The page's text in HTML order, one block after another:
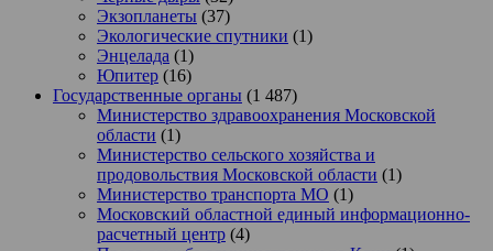
Экзопланеты (37)
Экологические спутники (1)
Энцелада (1)
Юпитер (16)
Государственные органы (1 487)
Министерство здравоохранения Московской
области (1)
Министерство сельского хозяйства и
продовольствия Московской области (1)
Министерство транспорта МО (1)
Московский областной единый информационно-
расчетный центр (4)